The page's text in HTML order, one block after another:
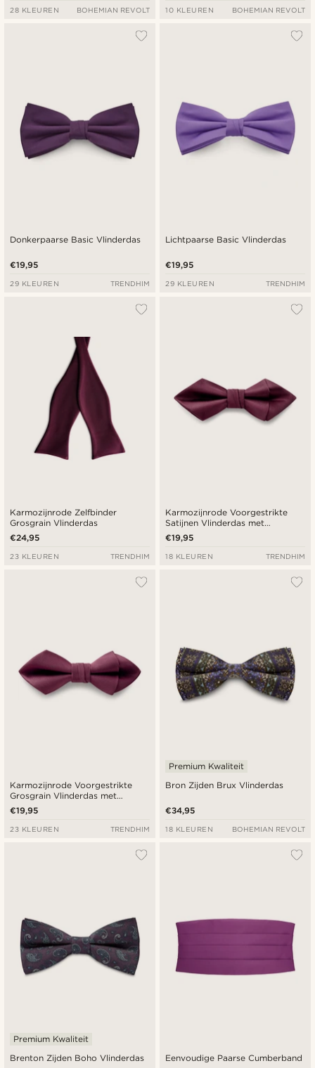
28 KLEUREN BOHEMIAN REVOLT 10 KLEUREN BOHEMIAN REVOLT
Donkerpaarse Basic Vlinderdas
€19,95
29 KLEUREN TRENDHIM
Lichtpaarse Basic Vlinderdas
€19,95
29 KLEUREN TRENDHIM
Karmozijnrode Zelfbinder
Grosgrain Vlinderdas
€24,95
23 KLEUREN TRENDHIM
Karmozijnrode Voorgestrikte
Satijnen Vlinderdas met
Ruitvormige Punt
€19,95
18 KLEUREN TRENDHIM
Karmozijnrode Voorgestrikte
Grosgrain Vlinderdas met
Ruitvormige Punt
€19,95
23 KLEUREN TRENDHIM
Bron Zijden Brux Vlinderdas
Premium Kwaliteit
€34,95
18 KLEUREN BOHEMIAN REVOLT
Brenton Zijden Boho Vlinderdas
Premium Kwaliteit
Eenvoudige Paarse Cumberband